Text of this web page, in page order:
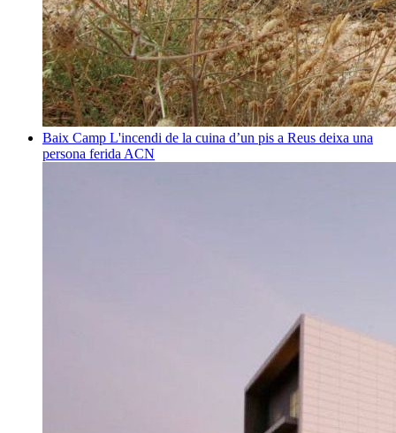
Baix Camp L'incendi de la cuina d’un pis a Reus deixa una
persona ferida ACN